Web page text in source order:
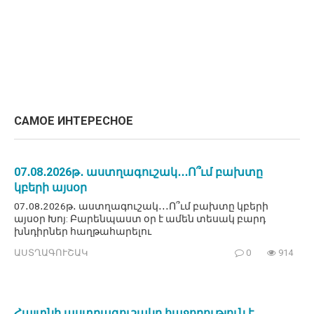
САМОЕ ИНТЕРЕСНОЕ
07․08․2026թ․ աստղագուշակ․․․Ո՞ւմ բախտը
կբերի այսօր
07․08․2026թ․ աստղագուշակ․․․Ո՞ւմ բախտը կբերի
այսօր Խոյ: Բարենպաստ օր է ամեն տեսակ բարդ
խնդիրներ հաղթահարելու
ԱՍՏՂԱԳՈՒՇԱԿ 0 914